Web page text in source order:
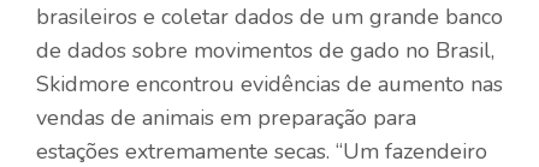
brasileiros e coletar dados de um grande banco
de dados sobre movimentos de gado no Brasil,
Skidmore encontrou evidências de aumento nas
vendas de animais em preparação para
estações extremamente secas. “Um fazendeiro